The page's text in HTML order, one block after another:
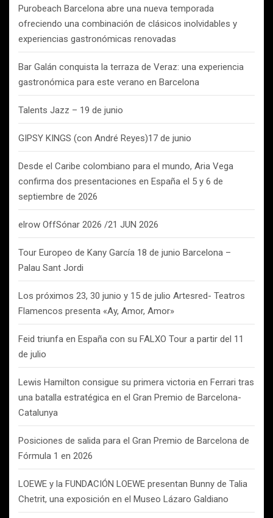
Purobeach Barcelona abre una nueva temporada
ofreciendo una combinación de clásicos inolvidables y
experiencias gastronómicas renovadas
Bar Galán conquista la terraza de Veraz: una experiencia
gastronómica para este verano en Barcelona
Talents Jazz – 19 de junio
GIPSY KINGS (con André Reyes)17 de junio
Desde el Caribe colombiano para el mundo, Aria Vega
confirma dos presentaciones en España el 5 y 6 de
septiembre de 2026
elrow OffSónar 2026 /21 JUN 2026
Tour Europeo de Kany García 18 de junio Barcelona –
Palau Sant Jordi
Los próximos 23, 30 junio y 15 de julio Artesred- Teatros
Flamencos presenta «Ay, Amor, Amor»
Feid triunfa en España con su FALXO Tour a partir del 11
de julio
Lewis Hamilton consigue su primera victoria en Ferrari tras
una batalla estratégica en el Gran Premio de Barcelona-
Catalunya
Posiciones de salida para el Gran Premio de Barcelona de
Fórmula 1 en 2026
LOEWE y la FUNDACIÓN LOEWE presentan Bunny de Talia
Chetrit, una exposición en el Museo Lázaro Galdiano